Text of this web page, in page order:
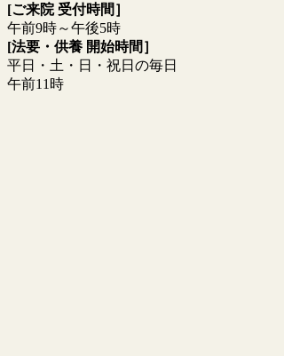
[ご来院 受付時間］
午前9時～午後5時
[法要・供養 開始時間］
平日・土・日・祝日の毎日
午前11時